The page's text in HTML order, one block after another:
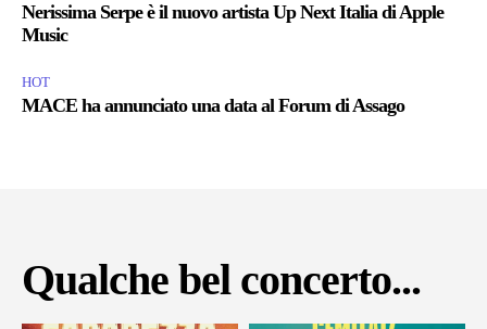
Nerissima Serpe è il nuovo artista Up Next Italia di Apple
Music
HOT
MACE ha annunciato una data al Forum di Assago
Qualche bel concerto...